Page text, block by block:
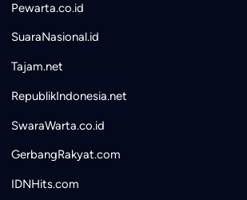
Pewarta.co.id
SuaraNasional.id
Tajam.net
RepublikIndonesia.net
SwaraWarta.co.id
GerbangRakyat.com
IDNHits.com